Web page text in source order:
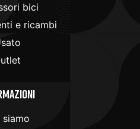
bici
e ricambi
siamo